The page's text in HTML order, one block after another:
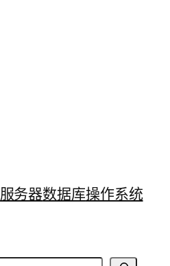
服务器数据库操作系统